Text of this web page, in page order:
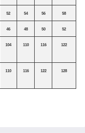
52 54 56 58
46 48 50 52
104 110 116 122
110 116 122 128